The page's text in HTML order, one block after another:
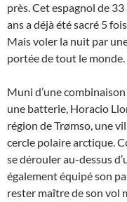
près. Cet espagnol de
ans a déjà été sacré 5
Mais voler la nuit par
portée de tout le monde.
Muni d’une
une batterie, Horacio
région de Trømso, une
cercle polaire arctique.
se dérouler au-dessus
également équipé son
rester maître de son vol